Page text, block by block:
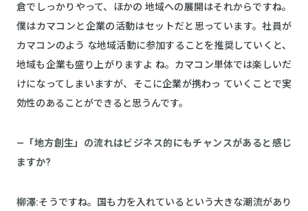
倉でしっかりやって、ほかの 地域への展開はそれからですね。
僕はカマコンと企業の活動はセットだと思っています。社員が
カマコンのよう な地域活動に参加することを推奨していくと、
地域も企業も盛り上がりますよ ね。カマコン単体では楽しいだ
けになってしまいますが、そこに企業が携わっ ていくことで実
効性のあることができると思うんです。
—「地方創生」の流れはビジネス的にもチャンスがあると感じ
ますか?
柳澤:そうですね。国も力を入れているという大きな潮流があり